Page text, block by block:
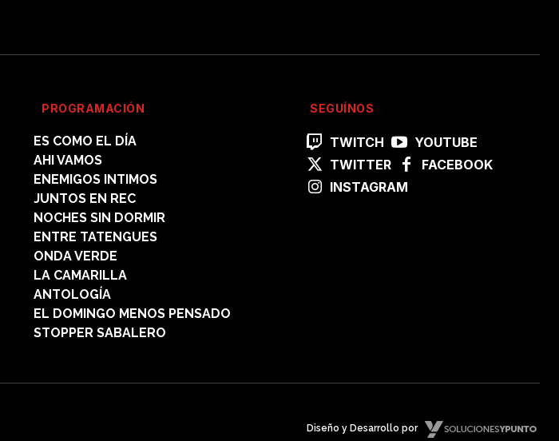
PROGRAMACIÓN
ES COMO EL DÍA
AHI VAMOS
ENEMIGOS INTIMOS
JUNTOS EN REC
NOCHES SIN DORMIR
ENTRE TATENGUES
ONDA VERDE
LA CAMARILLA
ANTOLOGÍA
EL DOMINGO MENOS PENSADO
STOPPER SABALERO
SEGUÍNOS
TWITCH
YOUTUBE
TWITTER
FACEBOOK
INSTAGRAM
Diseño y Desarrollo por